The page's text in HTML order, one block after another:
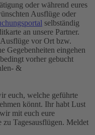
oder während eures
Ausflüge oder
selbständig
an unsere Partner.
vor Ort bzw.
Gegebenheiten eingehen
vorher gebucht
&
euch, welche geführte
könnt. Ihr habt Lust
mit euch eure
zu Tagesausflügen. Meldet